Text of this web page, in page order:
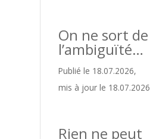
On ne sort de
l’ambiguïté…
Publié le 18.07.2026,
mis à jour le 18.07.2026
Rien ne peut